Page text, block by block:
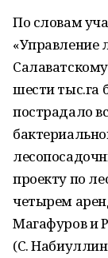
По словам
«Управление
шести тыс.га
пострадало
проекту по
четырем
Магафуров и
(С.